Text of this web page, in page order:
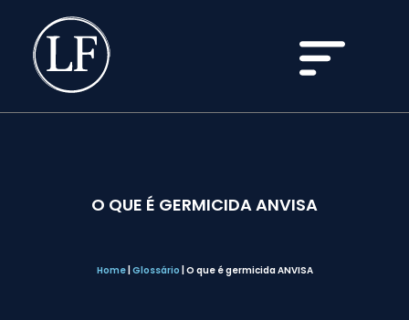
O QUE É GERMICIDA ANVISA
Home| Glossário O que é germicida ANVISA